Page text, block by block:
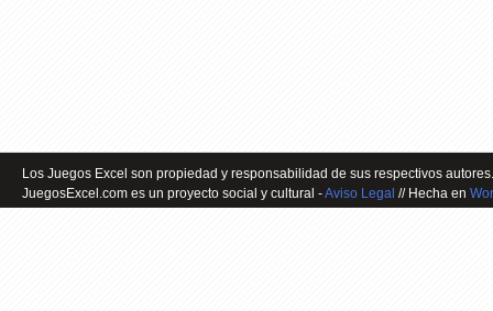
Los Juegos Excel son propiedad y responsabilidad de sus respectivos
JuegosExcel.com es un proyecto social y cultural -Aviso Legal // Hecha en